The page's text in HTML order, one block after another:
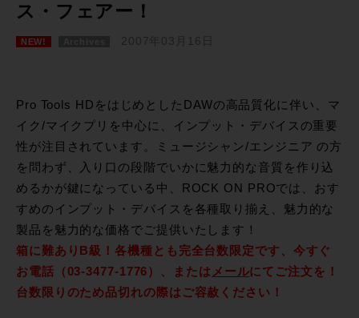
ス・フェアー！
NEW! 2007年03月16日
Pro Tools HDをはじめとしたDAWの高品質化に伴い、マ
イク/マイクプリを中心に、インプット・デバイスの重要
性が注目されています。ミュージシャン/エンジニア の方
を問わず、入り口の段階でいかに魅力的な音質を作り込
めるかが鍵になっている中、ROCK ON PROでは、おす
すめのインプット・デバイスを各種取り揃え、魅力的な
製品を魅力的な価格でご提供いたします！
箱に難ありB級！各機種とも完全台数限定です、今すぐ
お電話（03-3477-1776）、または メールにてご注文を！
台数限りのため品切れの際はご容赦ください！